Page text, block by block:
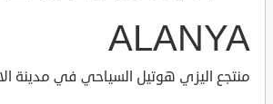
ALANYA
منتجع اليزي هوتيل السياحي في مدينة